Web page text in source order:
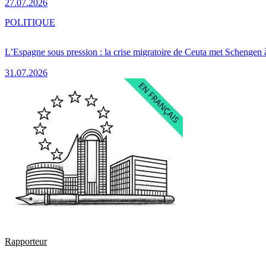
27.07.2026
L’Espagne sous pression : la crise migratoire de Ceuta met Schengen
31.07.2026
POLITIQUE
Rapporteur